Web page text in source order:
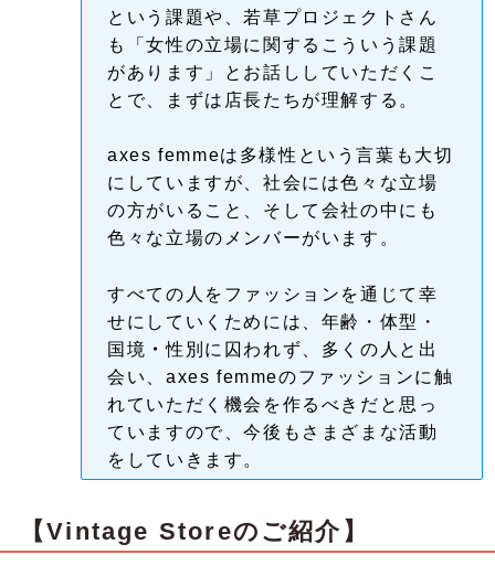
という課題や、若草プロジェクトさん
も「女性の立場に関するこういう課題
があります」とお話ししていただくこ
とで、まずは店長たちが理解する。
axes femmeは多様性という言葉も大切
にしていますが、社会には色々な立場
の方がいること、そして会社の中にも
色々な立場のメンバーがいます。
すべての人をファッションを通じて幸
せにしていくためには、年齢・体型・
国境 ・性別に囚われず、多くの人と出
会い、axes femmeのファッションに触
れていただく機会を作るべきだと思っ
ていますので、今後もさまざまな活動
をしていきます。
【Vintage Storeのご紹介】